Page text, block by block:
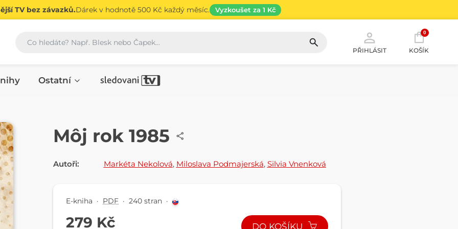
TV bez závazků.Dárek v hodnotě 500 Kč každý měsíc. Vyzkoušet za 1 Kč
Vyhledávání
PŘIHLÁSIT
0
KOŠÍK
Ostatní
E-KNIHA
Môj rok 1985
Autoři: Markéta Nekolová, Miloslava Podmajerská, Silvia Vnenková
E-kniha · PDF · 240 stran ·
279 Kč DO KOŠÍKU